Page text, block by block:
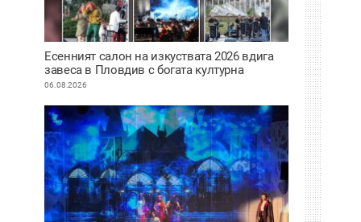
Есенният салон на изкуствата 2026 вдига
завеса в Пловдив с богата културна
програма
06.08.2026